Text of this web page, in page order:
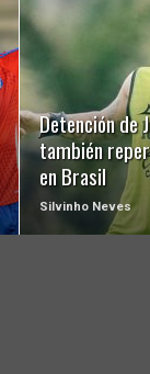
Detención de
también
en Brasil
Silvinho Neves